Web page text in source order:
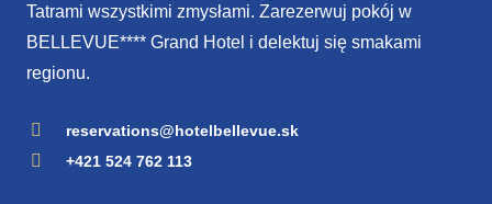
Tatrami wszystkimi zmysłami. Zarezerwuj pokój w
BELLEVUE**** Grand Hotel i delektuj się smakami
regionu.
reservations@hotelbellevue.sk
+421 524 762 113